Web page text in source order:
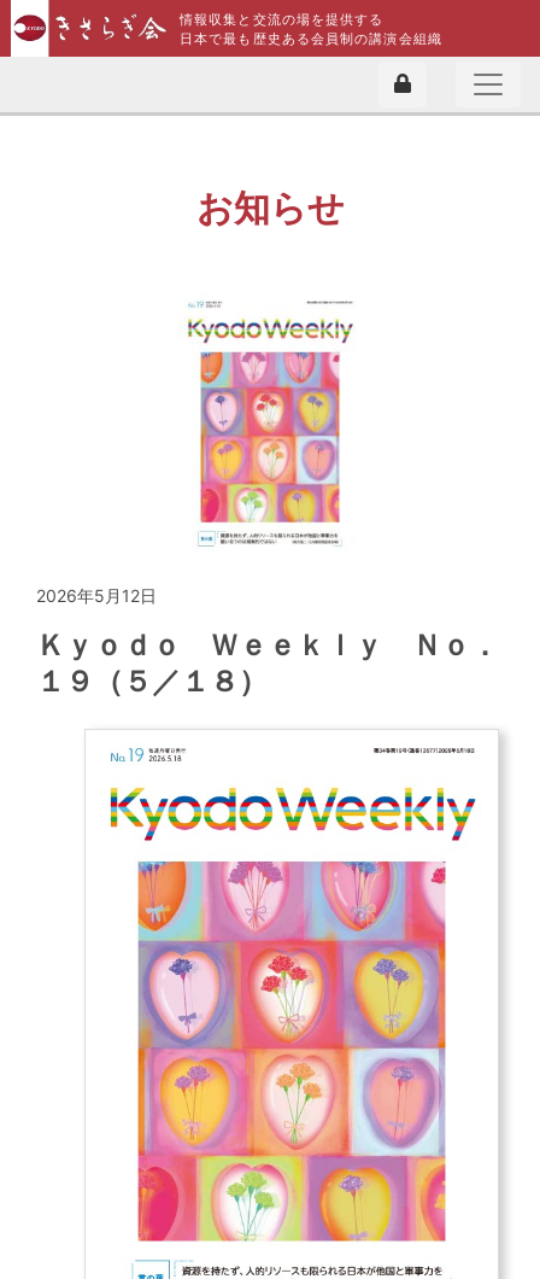
情報収集と交流の場を提供する
日本で最も歴史ある会員制の講演会組織
お知らせ
2026年5月12日
Ｋｙｏｄｏ Ｗｅｅｋｌｙ Ｎｏ．
１９（５／１８）